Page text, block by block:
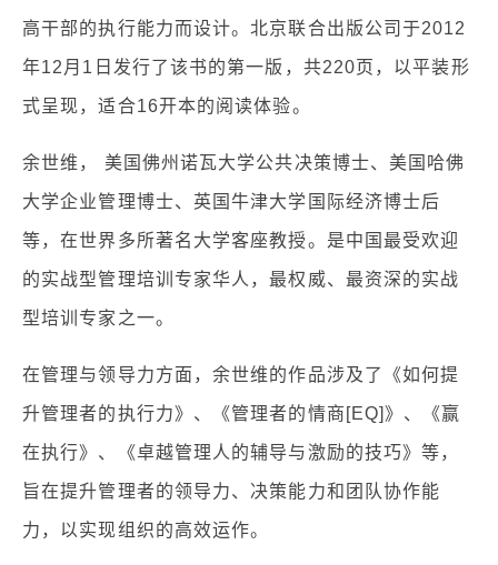
高干部的执行能力而设计。北京联合出版公司于2012
年12月1日发行了该书的第一版，共220页，以平装形
式呈现，适合16开本的阅读体验。
余世维， 美国佛州诺瓦大学公共决策博士、美国哈佛
大学企业管理博士、英国牛津大学国际经济博士后
等，在世界多所著名大学客座教授。是中国最受欢迎
的实战型管理培训专家华人，最权威、最资深的实战
型培训专家之一。
在管理与领导力方面，余世维的作品涉及了《如何提
升管理者的执行力》、《管理者的情商[EQ]》、《赢
在执行》、《卓越管理人的辅导与激励的技巧》等，
旨在提升管理者的领导力、决策能力和团队协作能
力，以实现组织的高效运作。